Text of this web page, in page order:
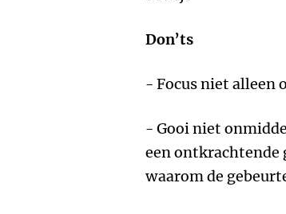
Don’ts
- Focus niet alleen
- Gooi niet
een ontkrachtende
waarom de